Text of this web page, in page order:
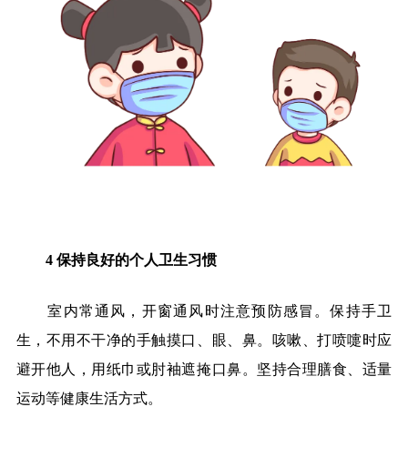
4 保持良好的个人卫生习惯
室内常通风，开窗通风时注意预防感冒。保持手卫
生，不用不干净的手触摸口、眼、鼻。咳嗽、打喷嚏时应
避开他人，用纸巾或肘袖遮掩口鼻。坚持合理膳食、适量
运动等健康生活方式。